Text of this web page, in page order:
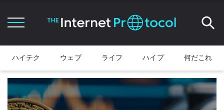
ハイテク ウェブ ライフ ハイプ 何だこれ